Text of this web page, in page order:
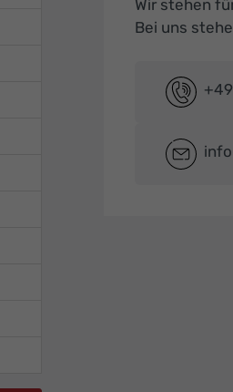
Wir stehen
Bei uns